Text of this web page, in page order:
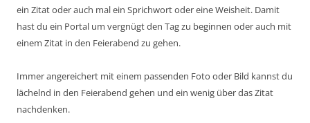
ein Zitat oder auch mal ein Sprichwort oder eine Weisheit. Damit
hast du ein Portal um vergnügt den Tag zu beginnen oder auch mit
einem Zitat in den Feierabend zu gehen.
Immer angereichert mit einem passenden Foto oder Bild kannst du
lächelnd in den Feierabend gehen und ein wenig über das Zitat
nachdenken.